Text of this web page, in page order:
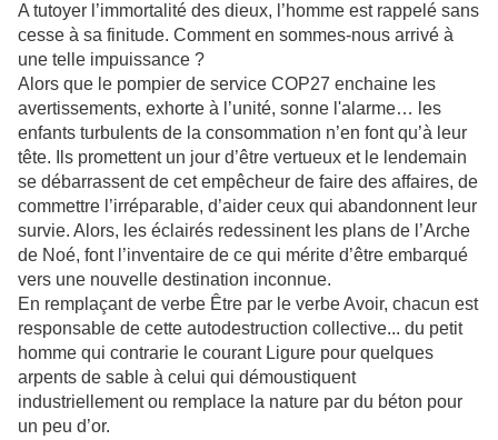
A tutoyer l’immortalité des dieux, l’homme est rappelé sans
cesse à sa finitude. Comment en sommes-nous arrivé à
une telle impuissance ?
Alors que le pompier de service COP27 enchaine les
avertissements, exhorte à l’unité, sonne l'alarme… les
enfants turbulents de la consommation n’en font qu’à leur
tête. Ils promettent un jour d’être vertueux et le lendemain
se débarrassent de cet empêcheur de faire des affaires, de
commettre l’irréparable, d’aider ceux qui abandonnent leur
survie. Alors, les éclairés redessinent les plans de l’Arche
de Noé, font l’inventaire de ce qui mérite d’être embarqué
vers une nouvelle destination inconnue.
En remplaçant de verbe Être par le verbe Avoir, chacun est
responsable de cette autodestruction collective... du petit
homme qui contrarie le courant Ligure pour quelques
arpents de sable à celui qui démoustiquent
industriellement ou remplace la nature par du béton pour
un peu d’or.